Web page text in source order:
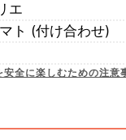
エ
ト (付け合わせ)
安全に楽しむための注意